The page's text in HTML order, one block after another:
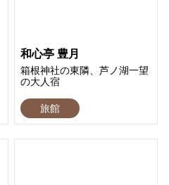
和心亭 豊月
箱根神社の東隣、芦ノ湖一望
の大人宿
旅館